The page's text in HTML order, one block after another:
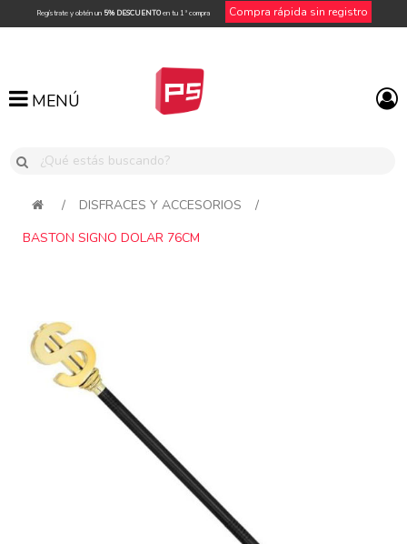
Regístrate y obtén un 5% DESCUENTOen tu 1ª compra Compra rápida sin registro
MENÚ
MENÚ
/ DISFRACES Y ACCESORIOS
/
BASTON SIGNO DOLAR 76CM